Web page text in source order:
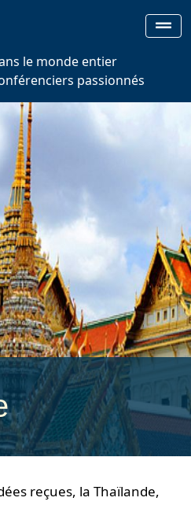
le monde entier
passionnés
reçues, la Thaïlande,